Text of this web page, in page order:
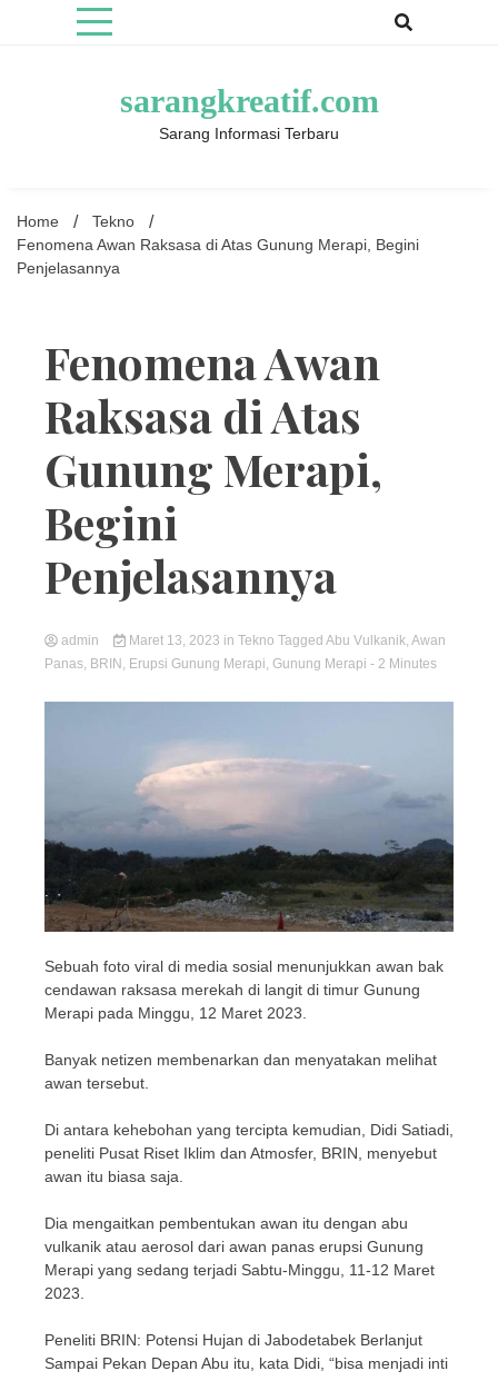
sarangkreatif.com
Sarang Informasi Terbaru
Home
Tekno
Fenomena Awan Raksasa di Atas Gunung Merapi, Begini
Penjelasannya
Fenomena Awan
Raksasa di Atas
Gunung Merapi,
Begini
Penjelasannya
admin Maret 13, 2023 in Tekno Tagged Abu Vulkanik, Awan
Panas, BRIN , Erupsi Gunung Merapi, Gunung Merapi - 2 Minutes
Sebuah foto viral di media sosial menunjukkan awan bak
cendawan raksasa merekah di langit di timur Gunung
Merapi pada Minggu, 12 Maret 2023.
Banyak netizen membenarkan dan menyatakan melihat
awan tersebut.
Di antara kehebohan yang tercipta kemudian, Didi Satiadi,
peneliti Pusat Riset Iklim dan Atmosfer, BRIN, menyebut
awan itu biasa saja.
Dia mengaitkan pembentukan awan itu dengan abu
vulkanik atau aerosol dari awan panas erupsi Gunung
Merapi yang sedang terjadi Sabtu-Minggu, 11-12 Maret
2023.
Peneliti BRIN: Potensi Hujan di Jabodetabek Berlanjut
Sampai Pekan Depan Abu itu, kata Didi, “bisa menjadi inti